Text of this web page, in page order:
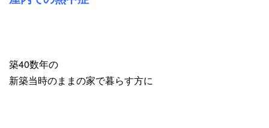
築40数年の
新築当時のままの家で暮らす方に